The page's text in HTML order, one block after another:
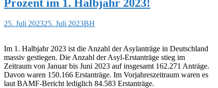
Prozent im 1. Halbjahr 2023!
25. Juli 202325. Juli 2023BH
Im 1. Halbjahr 2023 ist die Anzahl der Asylanträge in Deutschland
massiv gestiegen. Die Anzahl der Asyl-Erstanträge stieg im
Zeitraum von Januar bis Juni 2023 auf insgesamt 162.271 Anträge.
Davon waren 150.166 Erstanträge. Im Vorjahreszeitraum waren es
laut BAMF-Bericht lediglich 84.583 Erstanträge.